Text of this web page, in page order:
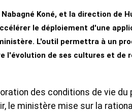
Koné, et la direction de
le déploiement d'une
L'outil permettra à un
l'évolution de ses cultures et de
des conditions de vie du
le ministère mise sur la